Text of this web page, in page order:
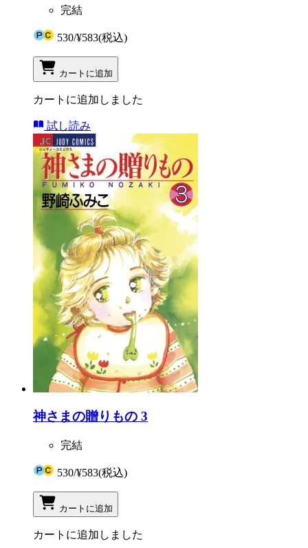
完結
530/¥583(税込)
カートに追加
カートに追加しました
試し読み
神さまの贈りもの 3
完結
530/¥583(税込)
カートに追加
カートに追加しました